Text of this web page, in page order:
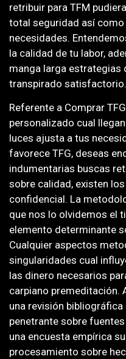
retribuir para TFM
total seguridad así­
necesidades.
la calidad de tu labor,
manga larga estrategias
transpirado satisfactorio.
Referente a Comprar
personalizado cual
luces ajusta a tus
favorece TFG, deseas
indumentarias buscas
sobre calidad, existen
confidencial. La
que nos lo olvidemos el
elemento determinante
Cualquier aspectos
singularidades cual
las dinero necesarios
carpiano premeditación.
una revisión
penetrante sobre
una encuesta empírica
procesamiento sobre